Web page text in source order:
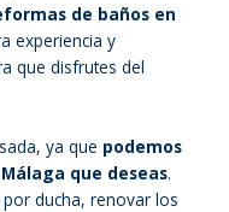
de baños en
experiencia y
que disfrutes del
ya que podemos
que deseas.
ducha, renovar los